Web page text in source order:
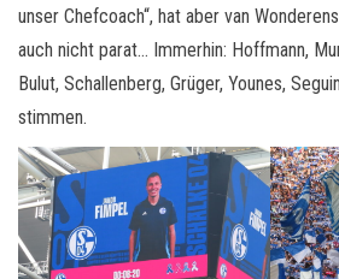
unser Chefcoach“, hat aber van
auch nicht parat… Immerhin: Hoffmann,
Bulut, Schallenberg, Grüger, Younes,
stimmen.